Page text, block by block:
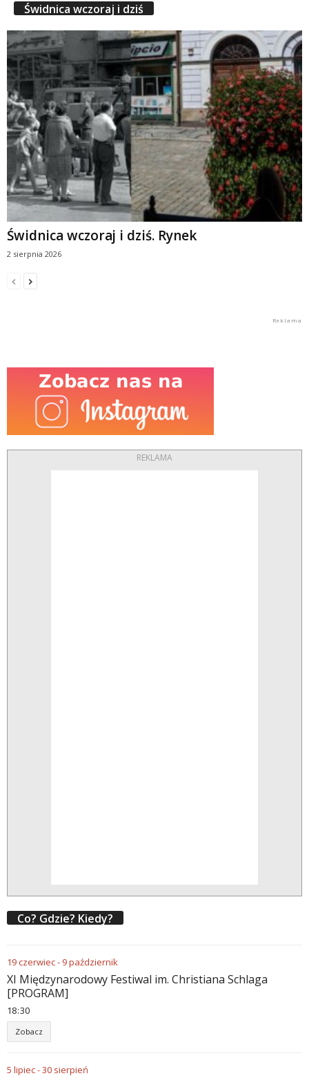
Świdnica wczoraj i dziś
Świdnica wczoraj i dziś. Rynek
2 sierpnia 2026
REKLAMA
Co? Gdzie? Kiedy?
19czerwiec- 9październik
XI Międzynarodowy Festiwal im. Christiana Schlaga
[PROGRAM]
18:30
Zobacz
5 lipiec-30 sierpień